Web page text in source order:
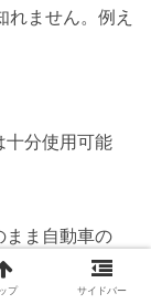
れません。例え
十分使用可能
まま自動車の
ます。
プ サイドバー